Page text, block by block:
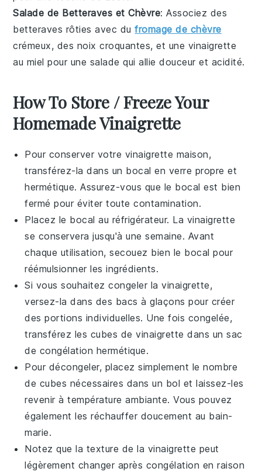
Salade de Betteraves et Chèvre: Associez des
betteraves rôties avec dufromage de chèvre
crémeux, des noix croquantes, et une vinaigrette
au miel pour une salade qui allie douceur et acidité.
How To Store / Freeze Your
Homemade Vinaigrette
Pour conserver votre vinaigrette maison,
transférez-la dans un bocal en verre propre et
hermétique. Assurez-vous que le bocal est bien
fermé pour éviter toute contamination.
Placez le bocal au réfrigérateur. La vinaigrette
se conservera jusqu'à une semaine. Avant
chaque utilisation, secouez bien le bocal pour
réémulsionner les ingrédients.
Si vous souhaitez congeler la vinaigrette,
versez-la dans des bacs à glaçons pour créer
des portions individuelles. Une fois congelée,
transférez les cubes de vinaigrette dans unsac
de congélation hermétique.
Pour décongeler, placez simplement le nombre
de cubes nécessaires dans un bol et laissez-les
revenir à température ambiante. Vous pouvez
également les réchauffer doucement au bain-
marie.
Notez que la texture de la vinaigrette peut
légèrement changer après congélation en raison